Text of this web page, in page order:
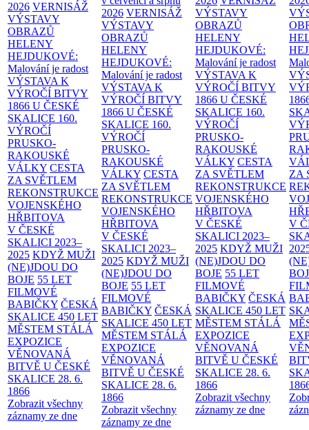
2026 VERNISÁŽ
VÝSTAVY
OBRAZŮ
HELENY
HEJDUKOVÉ:
Malování je radost
VÝSTAVA K
VÝROČÍ BITVY
1866 U ČESKÉ
SKALICE 160.
VÝROČÍ
PRUSKO-
RAKOUSKÉ
VÁLKY CESTA
ZA SVĚTLEM
REKONSTRUKCE
VOJENSKÉHO
HŘBITOVA
V ČESKÉ
SKALICI 2023–
2025 KDYŽ MUŽI
(NE)JDOU DO
BOJE 55 LET
FILMOVÉ
BABIČKY ČESKÁ
SKALICE 450 LET
MĚSTEM STÁLÁ
EXPOZICE
VĚNOVANÁ
BITVĚ U ČESKÉ
SKALICE 28. 6.
1866
Zobrazit všechny
záznamy ze dne
2026 VERNISÁŽ
VÝSTAVY
OBRAZŮ
HELENY
HEJDUKOVÉ:
Malování je radost
VÝSTAVA K
VÝROČÍ BITVY
1866 U ČESKÉ
SKALICE 160.
VÝROČÍ
PRUSKO-
RAKOUSKÉ
VÁLKY CESTA
ZA SVĚTLEM
REKONSTRUKCE
VOJENSKÉHO
HŘBITOVA
V ČESKÉ
SKALICI 2023–
2025 KDYŽ MUŽI
(NE)JDOU DO
BOJE 55 LET
FILMOVÉ
BABIČKY ČESKÁ
SKALICE 450 LET
MĚSTEM STÁLÁ
EXPOZICE
VĚNOVANÁ
BITVĚ U ČESKÉ
SKALICE 28. 6.
1866
Zobrazit všechny
záznamy ze dne
VÝSTAVY
OBRAZŮ
HELENY
HEJDUKOVÉ:
Malování je radost
VÝSTAVA K
VÝROČÍ BITVY
1866 U ČESKÉ
SKALICE 160.
VÝROČÍ
PRUSKO-
RAKOUSKÉ
VÁLKY CESTA
ZA SVĚTLEM
REKONSTRUKCE
VOJENSKÉHO
HŘBITOVA
V ČESKÉ
SKALICI 2023–
2025 KDYŽ MUŽI
(NE)JDOU DO
BOJE 55 LET
FILMOVÉ
BABIČKY ČESKÁ
SKALICE 450 LET
MĚSTEM STÁLÁ
EXPOZICE
VĚNOVANÁ
BITVĚ U ČESKÉ
SKALICE 28. 6.
1866
Zobrazit všechny
záznamy ze dne
ZA
V